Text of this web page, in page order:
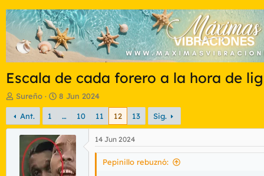
Escala de cada forero a la hora de
I
n
i
c
Sureño
F
e
c
h
a
d
e
i
8 Jun 2024
Ant. 1 … 10 11 12 13 Sig.
14 Jun 2024
Pepinillo rebuznó: